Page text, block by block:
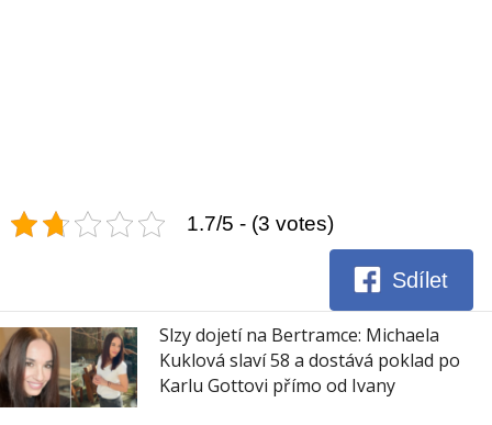
1.7/5 - (3 votes)
Sdílet
Slzy dojetí na Bertramce: Michaela
Kuklová slaví 58 a dostává poklad po
Karlu Gottovi přímo od Ivany